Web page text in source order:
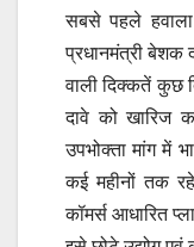
सबसे पहले
प्रधानमंत्री बेशक
वाली दिक्कतें कुछ
दावे को खारिज
उपभोक्ता मांग में
कई महीनों तक
कॉमर्स आधारित